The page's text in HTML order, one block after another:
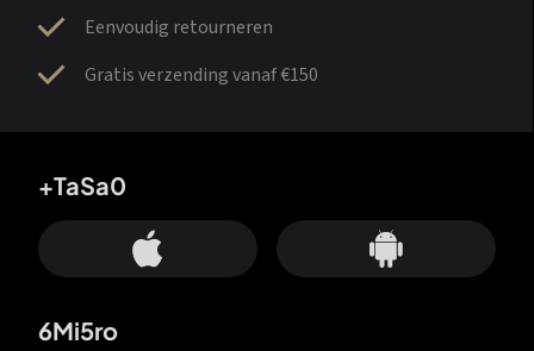
Eenvoudig retourneren
Gratis verzending vanaf €150
+TaSa0
6Mi5ro